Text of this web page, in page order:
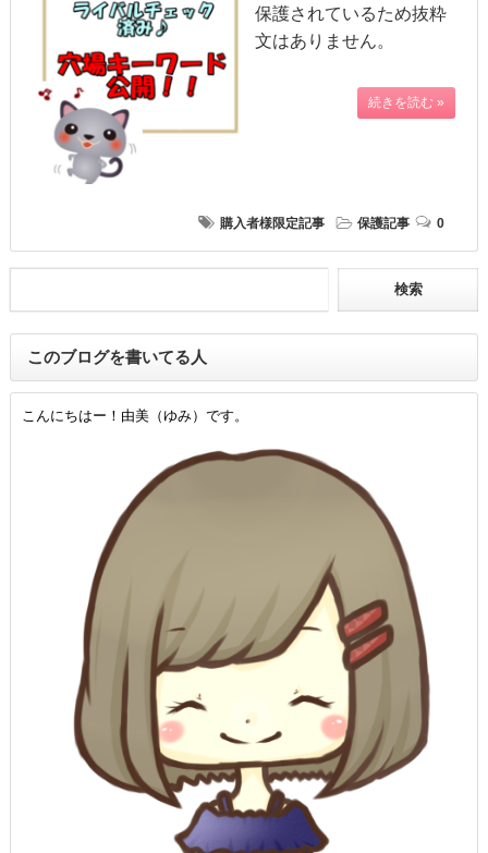
保護されているため抜粋
文はありません。
続きを読む »
購入者様限定記事 保護記事 0
このブログを書いてる人
こんにちはー！由美（ゆみ）です。